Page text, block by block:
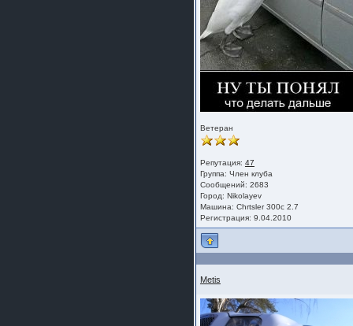
Ветеран
Репутация: 47
Группа: Член клуба
Сообщений: 2683
Город: Nikolayev
Машина: Chrtsler 300c 2.7
Регистрация: 9.04.2010
Metis